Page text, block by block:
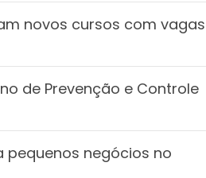
novos cursos com vagas
de Prevenção e Controle
negócios no